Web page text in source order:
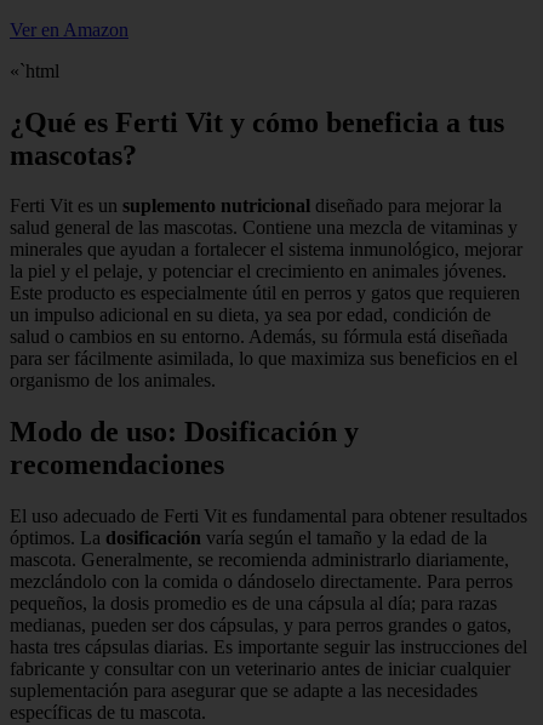
Ver en Amazon
«`html
¿Qué es Ferti Vit y cómo beneficia a tus
mascotas?
Ferti Vit es un suplemento nutricional diseñado para mejorar la
salud general de las mascotas. Contiene una mezcla de vitaminas y
minerales que ayudan a fortalecer el sistema inmunológico, mejorar
la piel y el pelaje, y potenciar el crecimiento en animales jóvenes.
Este producto es especialmente útil en perros y gatos que requieren
un impulso adicional en su dieta, ya sea por edad, condición de
salud o cambios en su entorno. Además, su fórmula está diseñada
para ser fácilmente asimilada, lo que maximiza sus beneficios en el
organismo de los animales.
Modo de uso: Dosificación y
recomendaciones
El uso adecuado de Ferti Vit es fundamental para obtener resultados
óptimos. La dosificación varía según el tamaño y la edad de la
mascota. Generalmente, se recomienda administrarlo diariamente,
mezclándolo con la comida o dándoselo directamente. Para perros
pequeños, la dosis promedio es de una cápsula al día; para razas
medianas, pueden ser dos cápsulas, y para perros grandes o gatos,
hasta tres cápsulas diarias. Es importante seguir las instrucciones del
fabricante y consultar con un veterinario antes de iniciar cualquier
suplementación para asegurar que se adapte a las necesidades
específicas de tu mascota.